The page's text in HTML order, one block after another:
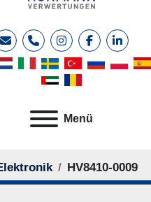
E-MailTelefoninstagramfacebooklinkedin
Menü
HV8410-0009